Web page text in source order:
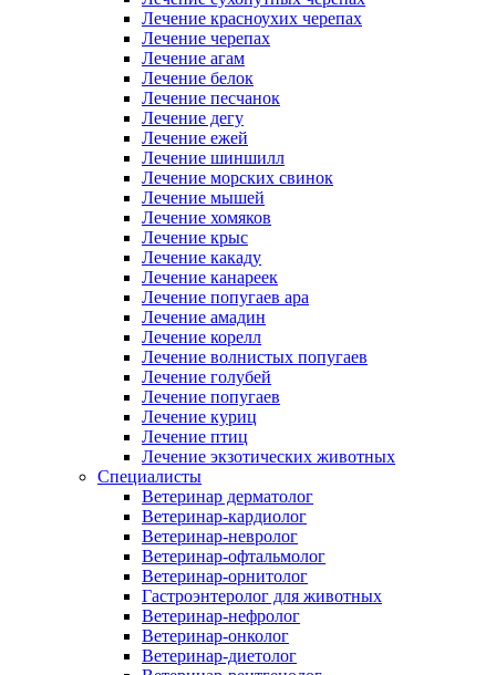
Лечение красноухих черепах
Лечение черепах
Лечение агам
Лечение белок
Лечение песчанок
Лечение дегу
Лечение ежей
Лечение шиншилл
Лечение морских свинок
Лечение мышей
Лечение хомяков
Лечение крыс
Лечение какаду
Лечение канареек
Лечение попугаев ара
Лечение амадин
Лечение корелл
Лечение волнистых попугаев
Лечение голубей
Лечение попугаев
Лечение куриц
Лечение птиц
Лечение экзотических животных
Специалисты
Ветеринар дерматолог
Ветеринар-кардиолог
Ветеринар-невролог
Ветеринар-офтальмолог
Ветеринар-орнитолог
Гастроэнтеролог для животных
Ветеринар-нефролог
Ветеринар-онколог
Ветеринар-диетолог